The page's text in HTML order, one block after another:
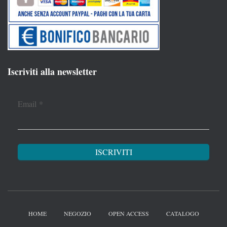
Iscriviti alla newsletter
Email *
HOME NEGOZIO OPEN ACCESS CATALOGO